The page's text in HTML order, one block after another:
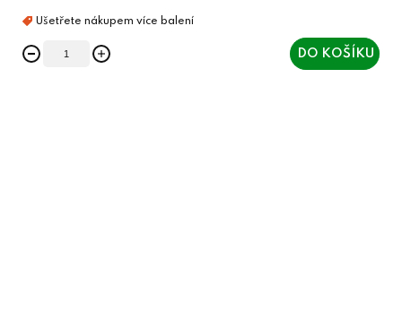
DO KOŠÍKU